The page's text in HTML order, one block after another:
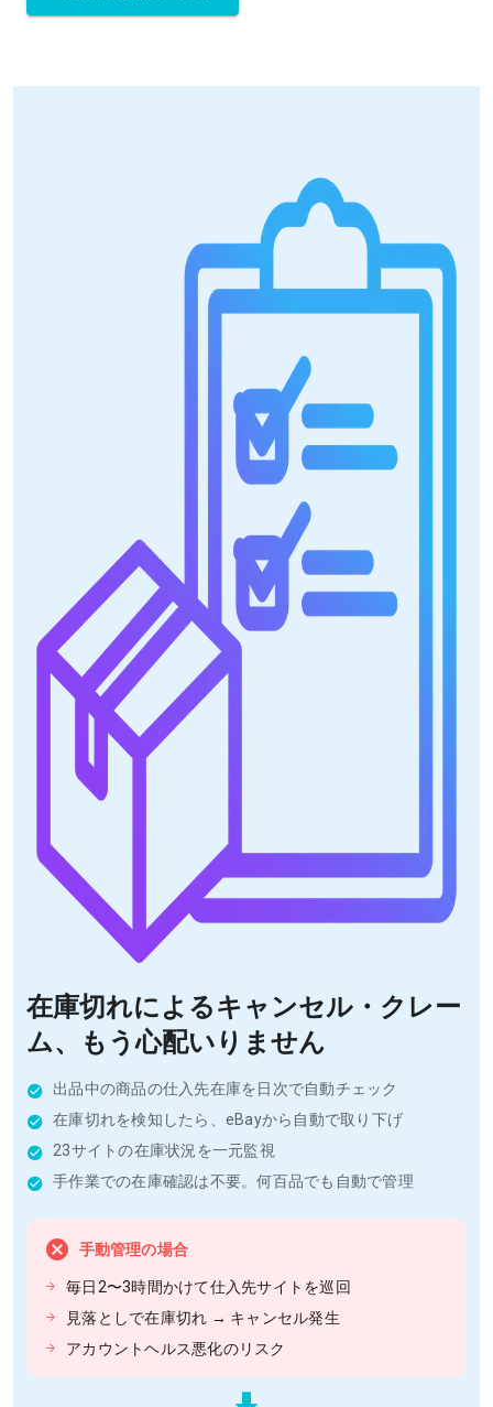
在庫切れによるキャンセル・クレー
ム、もう心配いりません
出品中の商品の仕入先在庫を日次で自動チェック
在庫切れを検知したら、eBayから自動で取り下げ
23サイトの在庫状況を一元監視
手作業での在庫確認は不要。何百品でも自動で管理
手動管理の場合
毎日2〜3時間かけて仕入先サイトを巡回
見落としで在庫切れ → キャンセル発生
アカウントヘルス悪化のリスク